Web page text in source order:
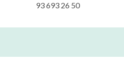
93 693 26 50